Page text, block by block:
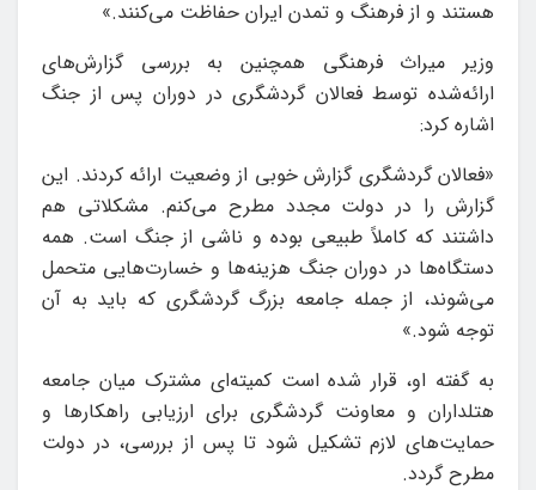
هستند و از فرهنگ و تمدن ایران حفاظت می‌کنند.»
وزیر میراث فرهنگی همچنین به بررسی گزارش‌های
ارائه‌شده توسط فعالان گردشگری در دوران پس از جنگ
اشاره کرد:
«فعالان گردشگری گزارش خوبی از وضعیت ارائه کردند. این
گزارش را در دولت مجدد مطرح می‌کنم. مشکلاتی هم
داشتند که کاملاً طبیعی بوده و ناشی از جنگ است. همه
دستگاه‌ها در دوران جنگ هزینه‌ها و خسارت‌هایی متحمل
می‌شوند، از جمله جامعه بزرگ گردشگری که باید به آن
توجه شود.»
به گفته او، قرار شده است کمیته‌ای مشترک میان جامعه
هتلداران و معاونت گردشگری برای ارزیابی راهکارها و
حمایت‌های لازم تشکیل شود تا پس از بررسی، در دولت
مطرح گردد.